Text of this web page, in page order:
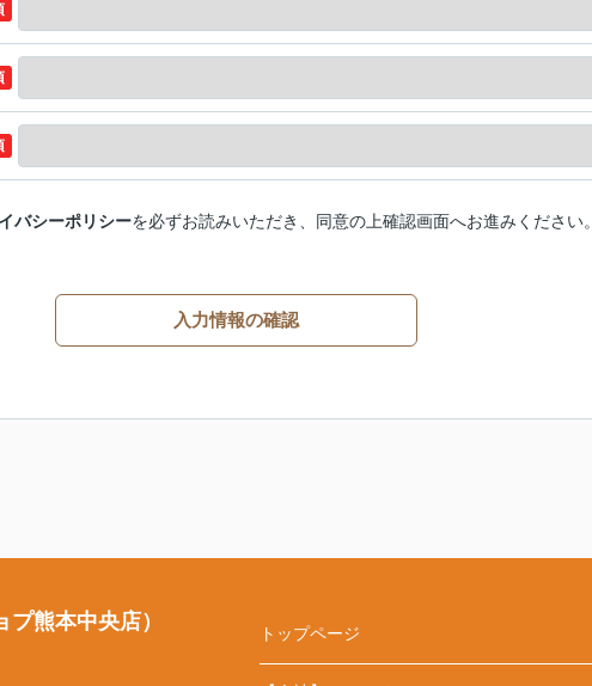
バシーポリシーを必ずお読みいただき、同意の上確認画面へお進みください。
入力情報の確認
熊本中央店） トップページ